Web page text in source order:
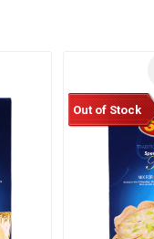
Out of Stock